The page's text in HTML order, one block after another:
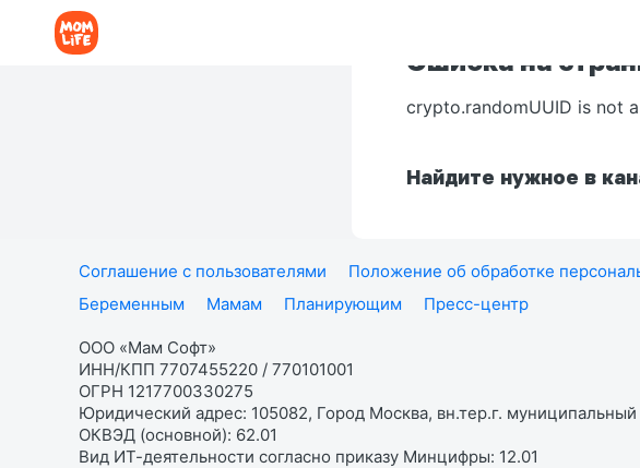
Ошибка на
crypto.randomUUID is not
Найдите нужное в
Соглашение с пользователями Положение об обработке
Беременным
Мамам Планирующим Пресс-центр
ООО «Мам Софт»
ИНН/КПП 7707455220 / 770101001
ОГРН 1217700330275
Юридический адрес: 105082, Город Москва, вн.тер.г.
ОКВЭД (основной): 62.01
Вид ИТ-деятельности согласно приказу Минцифры: 12.01